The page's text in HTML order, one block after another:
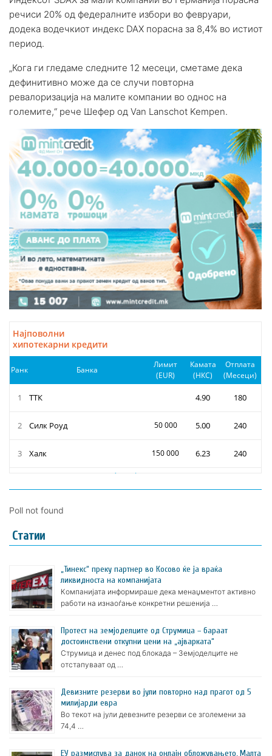
речиси 20% од федералните избори во февруари,
додека водечкиот индекс DAX порасна за 8,4% во истиот
период.
„Кога ги гледаме следните 12 месеци, сметаме дека
дефинитивно може да се случи повторна
ревалоризација на малите компании во однос на
големите,“ рече Шефер од Van Lanschot Kempen.
Poll not found
Статии
„Тинекс“ преку партнер во Косово ќе ја враќа
ликвидноста на компанијата
Компанијата информираше дека менаџментот активно
работи на изнаоѓање конкретни решенија …
Протест на земјоделците од Струмица – бараат
достоинствени откупни цени на „ајварката“
Струмица и денес под блокада – Земјоделците не
отстапуваат од …
Девизните резерви во јули повторно над прагот од 5
милијарди евра
Во текот на јули девезните резерви се зголемени за
74,4 …
ЕУ размислува за данок на онлајн обложувањето, Малта